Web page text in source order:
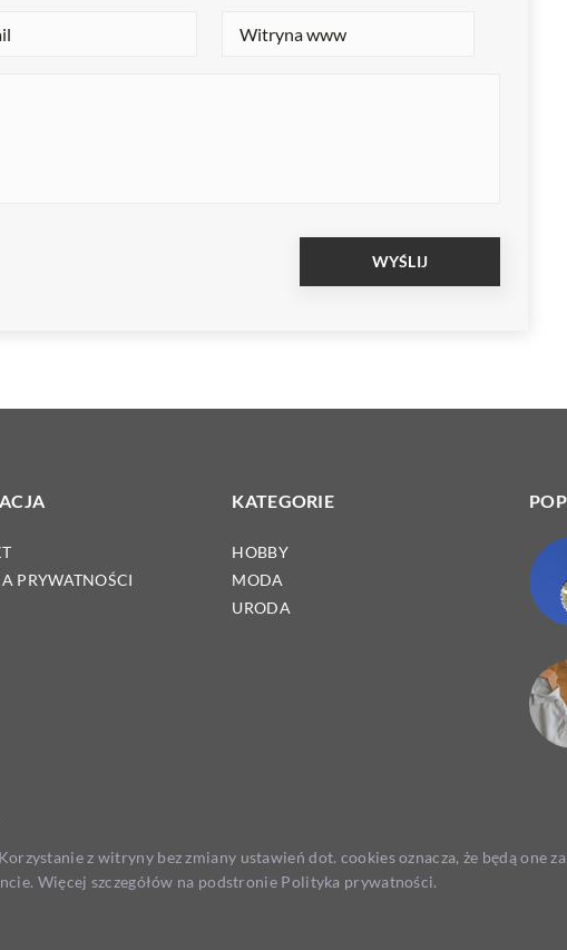
PRYWATNOŚCI
KATEGORIE
HOBBY
MODA
URODA
z witryny bez zmiany ustawień dot. cookies oznacza, że będą one
Więcej szczegółów na podstronie Polityka prywatności.